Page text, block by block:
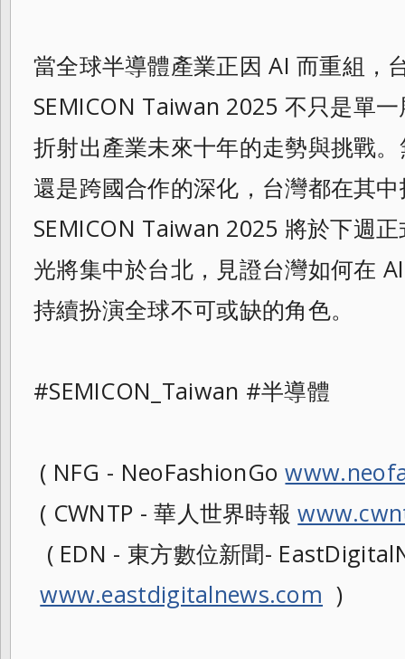
當全球半導體產業正因 AI 而重組，
SEMICON Taiwan 2025 不只是單
折射出產業未來十年的走勢與挑戰
還是跨國合作的深化，台灣都在其
SEMICON Taiwan 2025 將於下週
光將集中於台北，見證台灣如何在
持續扮演全球不可或缺的角色。
#SEMICON_Taiwan #半導體
( NFG - NeoFashionGo
( CWNTP - 華人世界時報
( EDN - 東方數位新聞-
www.eastdigitalnews.com )